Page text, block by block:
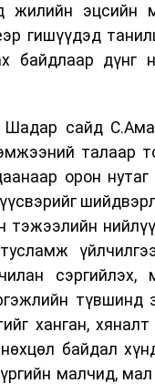
жилийн эцсийн
гишүүдэд
байдлаар дүнг
Шадар сайд
талаар
орон
тэжээлийн
түвшинд
ханган,
байдал
малчид,